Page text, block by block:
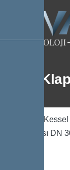
Boru
Kessel
Klape Vanası DN